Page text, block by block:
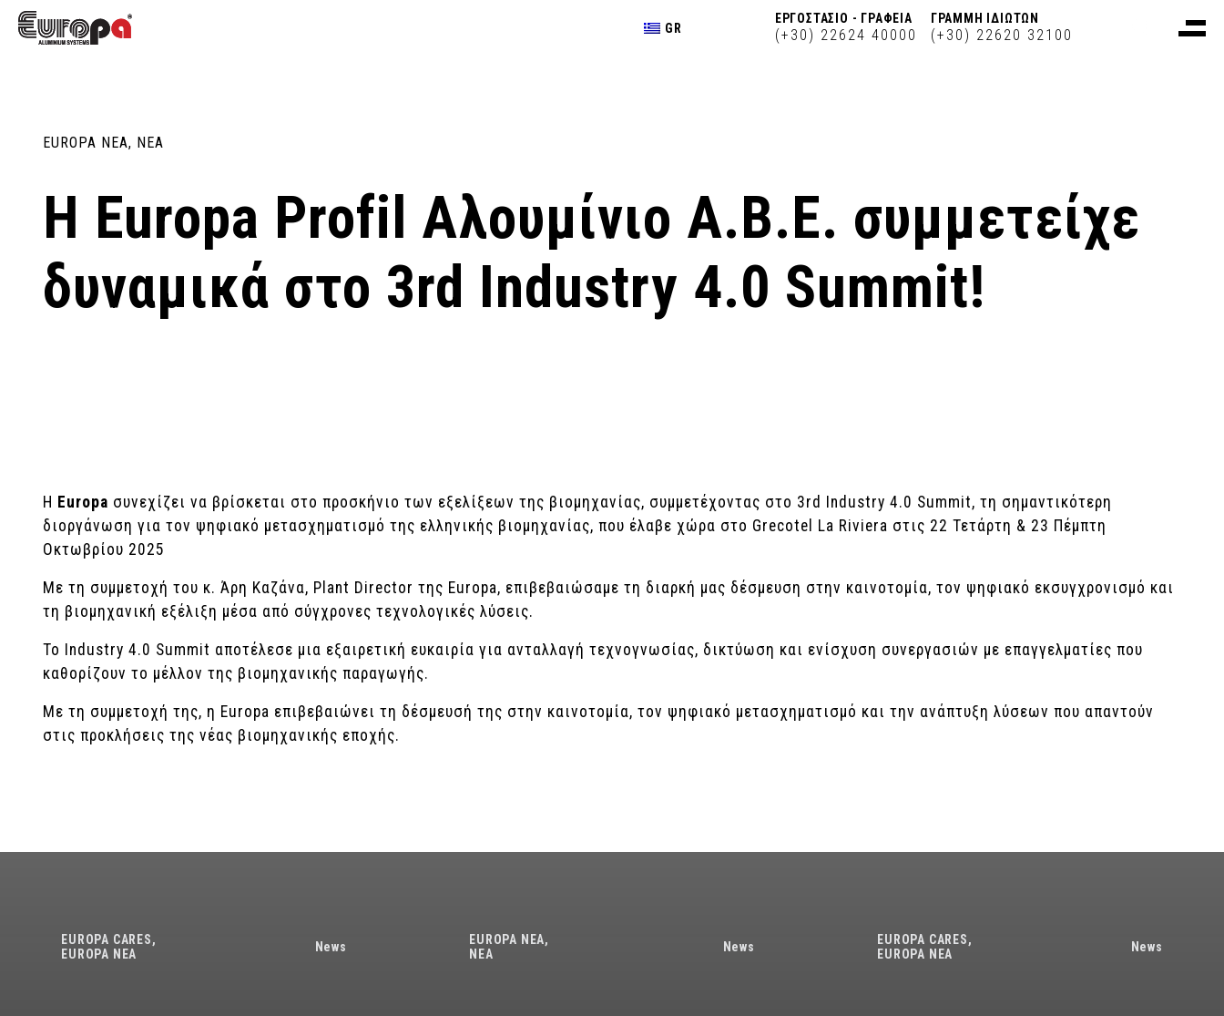
GR
ΕΡΓΟΣΤΑΣΙΟ - ΓΡΑΦΕΙΑ
(+30) 22624 40000
ΓΡΑΜΜΗ ΙΔΙΩΤΩΝ
(+30) 22620 32100
EUROPA NEA, ΝΕΑ
Η Europa Profil Αλουμίνιο Α.Β.Ε. συμμετείχε
δυναμικά στο 3rd Industry 4.0 Summit!
Η Europa συνεχίζει να βρίσκεται στο προσκήνιο των εξελίξεων της βιομηχανίας, συμμετέχοντας στο 3rd Industry 4.0 Summit, τη σημαντικότερη
διοργάνωση για τον ψηφιακό μετασχηματισμό της ελληνικής βιομηχανίας, που έλαβε χώρα στο Grecotel La Riviera στις 22 Τετάρτη & 23 Πέμπτη
Οκτωβρίου 2025
Με τη συμμετοχή του κ. Άρη Καζάνα, Plant Director της Europa, επιβεβαιώσαμε τη διαρκή μας δέσμευση στην καινοτομία, τον ψηφιακό εκσυγχρονισμό και
τη βιομηχανική εξέλιξη μέσα από σύγχρονες τεχνολογικές λύσεις.
Το Industry 4.0 Summit αποτέλεσε μια εξαιρετική ευκαιρία για ανταλλαγή τεχνογνωσίας, δικτύωση και ενίσχυση συνεργασιών με επαγγελματίες που
καθορίζουν το μέλλον της βιομηχανικής παραγωγής.
Με τη συμμετοχή της, η Europa επιβεβαιώνει τη δέσμευσή της στην καινοτομία, τον ψηφιακό μετασχηματισμό και την ανάπτυξη λύσεων που απαντούν
στις προκλήσεις της νέας βιομηχανικής εποχής.
EUROPA CARES,
EUROPA NEA
News EUROPA NEA,
ΝΕΑ
News EUROPA CARES,
EUROPA NEA
News